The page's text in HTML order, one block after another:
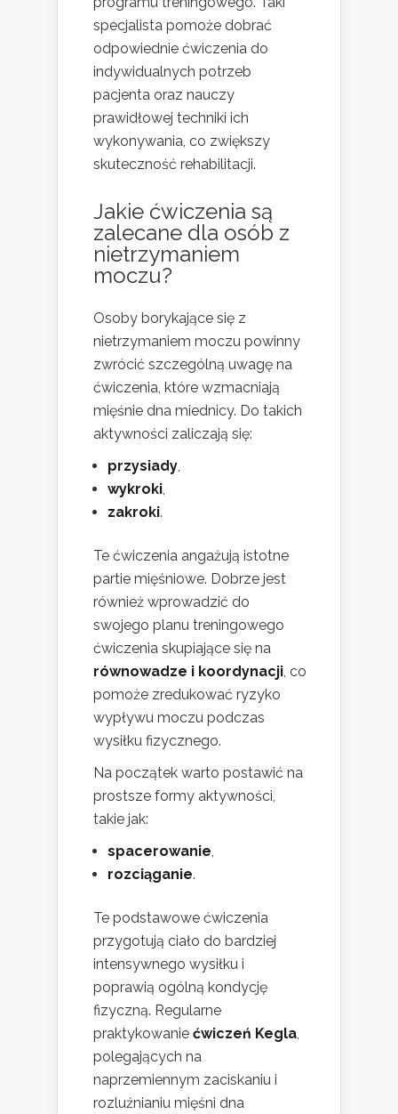
specjalista pomoże dobrać
odpowiednie ćwiczenia do
indywidualnych potrzeb
pacjenta oraz nauczy
prawidłowej techniki ich
wykonywania, co zwiększy
skuteczność rehabilitacji.
Jakie ćwiczenia są
zalecane dla osób z
nietrzymaniem
moczu?
Osoby borykające się z
nietrzymaniem moczu powinny
zwrócić szczególną uwagę na
ćwiczenia, które wzmacniają
mięśnie dna miednicy. Do takich
aktywności zaliczają się:
przysiady
wykroki
zakroki.
Te ćwiczenia angażują istotne
partie mięśniowe. Dobrze jest
również wprowadzić do
swojego planu treningowego
ćwiczenia skupiające się na
równowadze i koordynacji , co
pomoże zredukować ryzyko
wypływu moczu podczas
wysiłku fizycznego.
Na początek warto postawić na
prostsze formy aktywności,
takie jak:
spacerowanie
rozciąganie.
Te podstawowe ćwiczenia
przygotują ciało do bardziej
intensywnego wysiłku i
poprawią ogólną kondycję
fizyczną. Regularne
praktykowanie ćwiczeń Kegla
polegających na
naprzemiennym zaciskaniu i
rozluźnianiu mięśni dna